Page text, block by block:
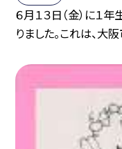
６月１３日（金）に１
りました。これは、大